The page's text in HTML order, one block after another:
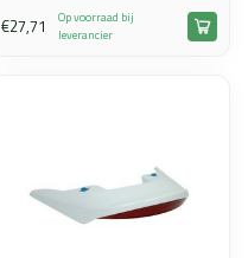
€27,71
Op voorraad bij
leverancier